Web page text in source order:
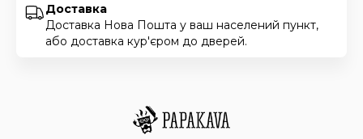
Доставка
Доставка Нова Пошта у ваш населений пункт,
або доставка кур'єром до дверей.